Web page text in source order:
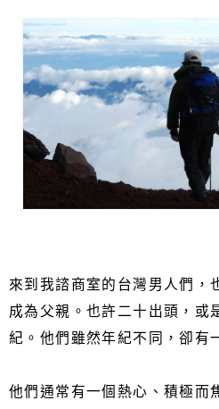
來到我諮商室的台灣男人們，
成為父親。也許二十出頭，或
紀。他們雖然年紀不同，卻有
他們通常有一個熱心、積極而